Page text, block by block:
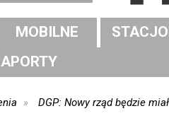
MOBILNE
DGP: Nowy rząd będzie